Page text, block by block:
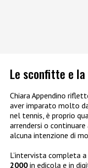
Le sconfitte e
Chiara Appendino
aver imparato molto
nel tennis, è proprio
arrendersi o
alcuna intenzione di
L’intervista completa a
2000 in edicola e in